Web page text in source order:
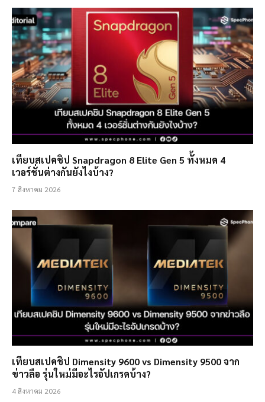
เทียบสเปคชิป Snapdragon 8 Elite Gen 5 ทั้งหมด 4
เวอร์ชั่นต่างกันยังไงบ้าง?
7 สิงหาคม 2026
เทียบสเปคชิป Dimensity 9600 vs Dimensity 9500 จาก
ข่าวลือ รุ่นใหม่มีอะไรอัปเกรดบ้าง?
4 สิงหาคม 2026